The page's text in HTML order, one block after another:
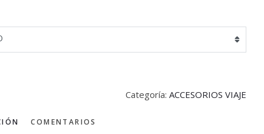
Categoría: ACCESORIOS VIAJE
COMENTARIOS